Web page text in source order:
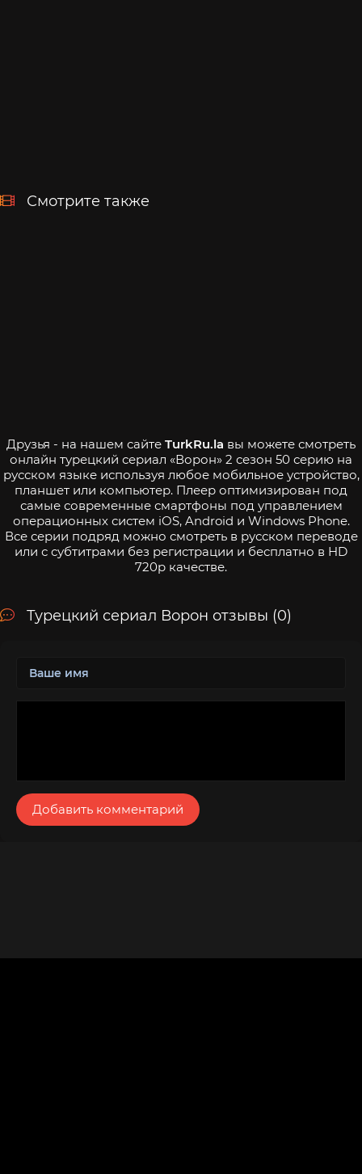
Смотрите также
Друзья - на нашем сайте TurkRu.la вы можете смотреть
онлайн турецкий сериал «Ворон» 2 сезон 50 серию на
русском языке используя любое мобильное устройство,
планшет или компьютер. Плеер оптимизирован под
самые современные смартфоны под управлением
операционных систем iOS, Android и Windows Phone.
Все серии подряд можно смотреть в русском переводе
или с субтитрами без регистрации и бесплатно в HD
720p качестве.
Турецкий сериал Ворон отзывы (0)
Добавить комментарий